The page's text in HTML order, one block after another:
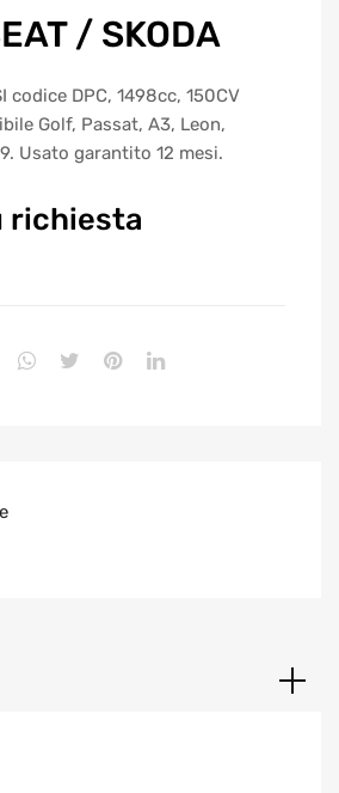
/ SKODA
codice DPC, 1498cc, 150CV
Golf, Passat, A3, Leon,
Usato garantito 12 mesi.
richiesta